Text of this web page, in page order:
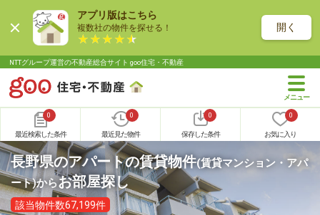
アプリ版はこちら
複数社の物件を探せる！ 開く
NTTグループ運営の不動産総合サイト goo住宅・不動産
0
最近検索した条件
0
最近見た物件
0
保存した条件
0
お気に入り
長野県のアパートの賃貸物件(賃貸マンション・アパ
ート)からお部屋探し
該当物件数67,199件